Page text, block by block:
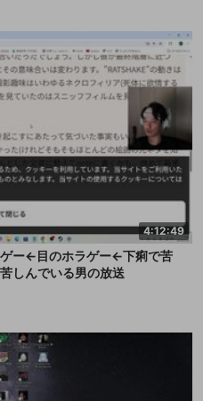
4:12:49
ゲー←目のホラゲー←下痢で苦
しんでいる男の放送